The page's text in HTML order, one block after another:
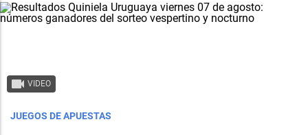
VIDEO
JUEGOS DE APUESTAS